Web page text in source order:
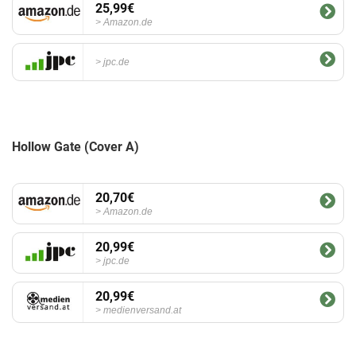
25,99€
Amazon.de
jpc.de
Hollow Gate (Cover A)
20,70€
Amazon.de
20,99€
jpc.de
20,99€
medienversand.at